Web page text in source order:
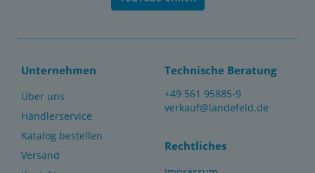
Unternehmen
Über uns
Händlerservice
Katalog bestellen
Versand
Technische Beratung
+49 561 95885-9
verkauf@landefeld.de
Rechtliches